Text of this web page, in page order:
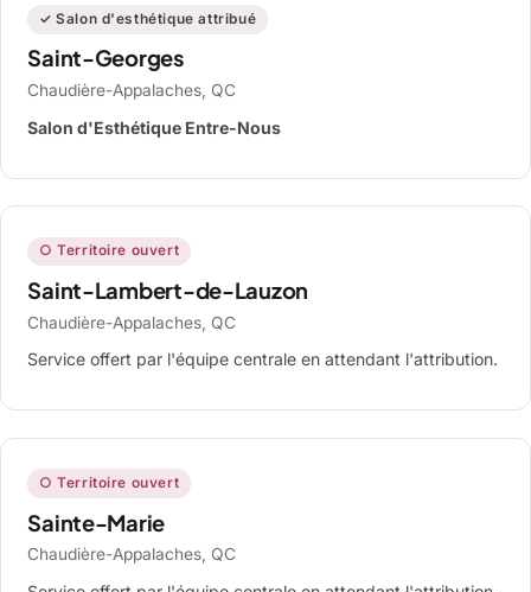
✓ Salon d'esthétique attribué
Saint-Georges
Chaudière-Appalaches, QC
Salon d'Esthétique Entre-Nous
○ Territoire ouvert
Saint-Lambert-de-Lauzon
Chaudière-Appalaches, QC
Service offert par l'équipe centrale en attendant l'attribution.
○ Territoire ouvert
Sainte-Marie
Chaudière-Appalaches, QC